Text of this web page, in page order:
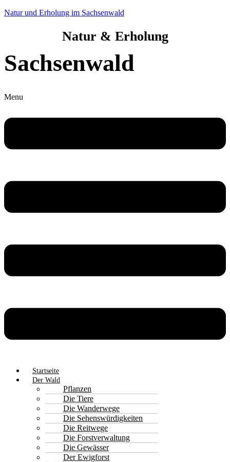
Natur und Erholung im Sachsenwald
Natur & Erholung
Sachsenwald
Menu
Startseite
Der Wald
Pflanzen
Die Tiere
Die Wanderwege
Die Sehenswürdigkeiten
Die Reitwege
Die Forstverwaltung
Die Gewässer
Der Ewigforst